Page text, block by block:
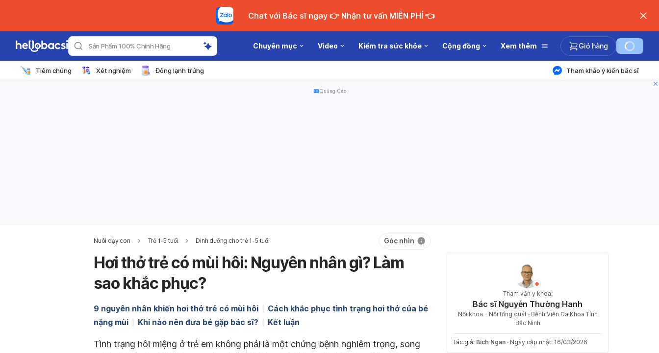
Chat với Bác sĩ ngay 👉 Nhận tư vấn MIỄN PHÍ 👈
Sản Phẩm 100% Chính Hãng Chuyên mục Video Kiểm tra sức khỏe Cộng đồng Xem thêm Giỏ hàng
Tiêm chủng Xét nghiệm Đông lạnh trứng Tham khảo ý kiến bác sĩ
Quảng Cáo
Nuôi dạy con Trẻ 1-5 tuổi Dinh dưỡng cho trẻ 1-5 tuổi Góc nhìn
Hơi thở trẻ có mùi hôi: Nguyên nhân gì? Làm
sao khắc phục?
9 nguyên nhân khiến hơi thở trẻ có mùi hôi
Cách khắc phục tình trạng hơi thở của bé
nặng mùi
Khi nào nên đưa bé gặp bác sĩ? Kết luận
Tình trạng hôi miệng ở trẻ em không phải là một chứng bệnh nghiêm trọng, song
Tham vấn y khoa:
Bác sĩ Nguyễn Thường Hanh
Nội khoa - Nội tổng quát · Bệnh Viện Đa Khoa Tỉnh
Bắc Ninh
Tác giả: Bich Ngan · Ngày cập nhật: 16/03/2026